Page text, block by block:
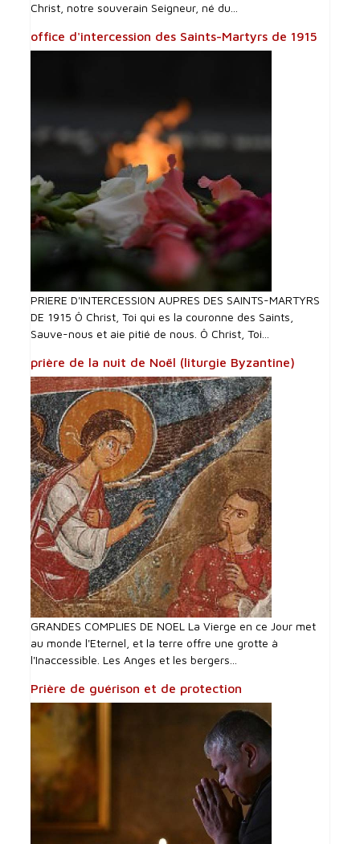
Christ, notre souverain Seigneur, né du...
office d'intercession des Saints-Martyrs de 1915
PRIERE D'INTERCESSI0N AUPRES DES SAINTS-MARTYRS
DE 1915 Ô Christ, Toi qui es la couronne des Saints,
Sauve-nous et aie pitié de nous. Ô Christ, Toi...
prière de la nuit de Noël (liturgie Byzantine)
GRANDES COMPLIES DE NOEL La Vierge en ce Jour met
au monde l'Eternel, et la terre offre une grotte à
l'Inaccessible. Les Anges et les bergers...
Prière de guérison et de protection